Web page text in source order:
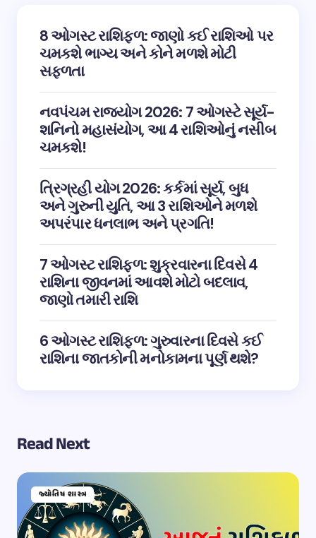
8 ઓગસ્ટ રાશિફળ: જાણો કઈ રાશિઓ પર
ચમકશે ભાગ્ય અને કોને મળશે મોટી
સફળતા
નવપંચમ રાજયોગ 2026: 7 ઓગસ્ટે સૂર્ય-
શનિનો મહાસંયોગ, આ 4 રાશિઓનું નસીબ
ચમકશે!
ત્રિગ્રહી યોગ 2026: કર્કમાં સૂર્ય, બુધ
અને ગુરુની યુતિ, આ 3 રાશિઓને મળશે
અપરંપાર ધનલાભ અને પ્રગતિ!
7 ઓગસ્ટ રાશિફળ: શુક્રવારના દિવસે 4
રાશિના જીવનમાં આવશે મોટો બદલાવ,
જાણો તમારી રાશિ
6 ઓગસ્ટ રાશિફળ: ગુરુવારના દિવસે કઈ
રાશિના જાતકોની મનોકામના પૂર્ણ થશે?
Read Next
જ્યોતિષ શાસ્ત્ર